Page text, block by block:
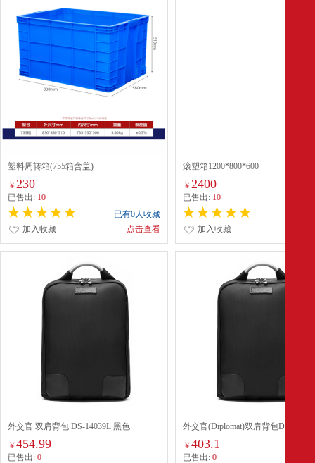
塑料周转箱(755箱含盖)
￥ 230
已售出: 10
已有0人收藏
点击查看
加入收藏
滚塑箱1200*800*600
￥2400
已售出: 10
加入收藏
外交官 双肩背包 DS-14039L 黑色
￥ 454.99
已售出: 0
外交官(Diplomat)双肩背包DS-
￥403.1
已售出:0